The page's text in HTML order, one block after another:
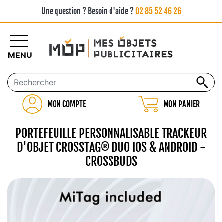
Une question ? Besoin d'aide ?02 85 52 46 26
MON COMPTE MON PANIER
MENU
PORTEFEUILLE PERSONNALISABLE TRACKEUR
D'OBJET CROSSTAG® DUO IOS & ANDROID -
CROSSBUDS